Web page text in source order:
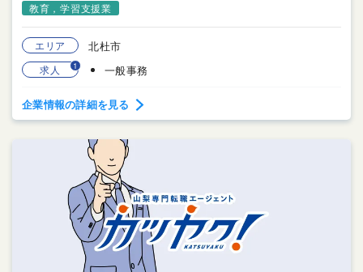
教育，学習支援業
エリア 北杜市
求人 1 一般事務
企業情報の詳細を見る